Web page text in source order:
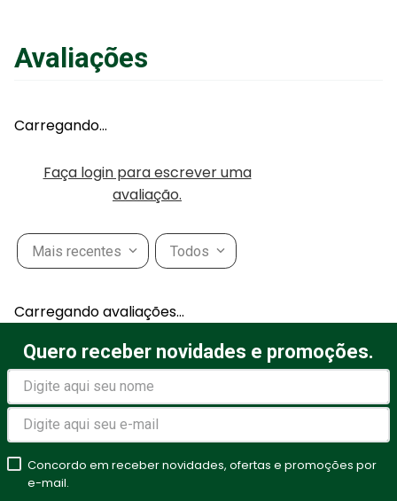
Avaliações
Carregando…
Faça login para escrever uma
avaliação.
Mais recentes Todos
Carregando avaliações…
Quero receber novidades e promoções.
Concordo em receber novidades, ofertas e promoções por
e-mail.